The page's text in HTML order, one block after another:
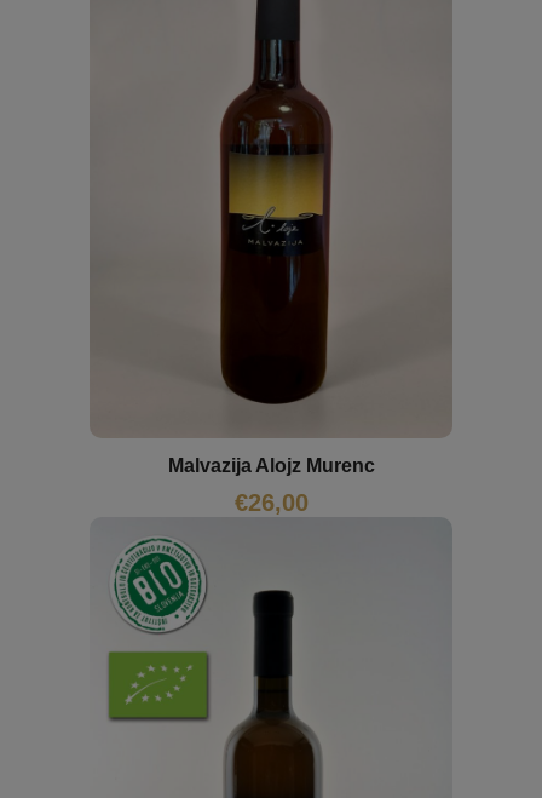
Malvazija Alojz Murenc
€26,00